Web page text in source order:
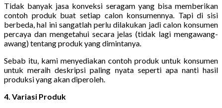
Tidak banyak jasa konveksi seragam yang bisa memberikan
contoh produk buat setiap calon konsumennya. Tapi di sisi
berbeda, hal ini sangatlah perlu dilakukan jadi calon konsumen
percaya dan mengetahui secara jelas (tidak lagi mengawang-
awang) tentang produk yang dimintanya.
Sebab itu, kami menyediakan contoh produk untuk konsumen
untuk meraih deskripsi paling nyata seperti apa nanti hasil
produksi yang akan diperoleh.
4. Variasi Produk